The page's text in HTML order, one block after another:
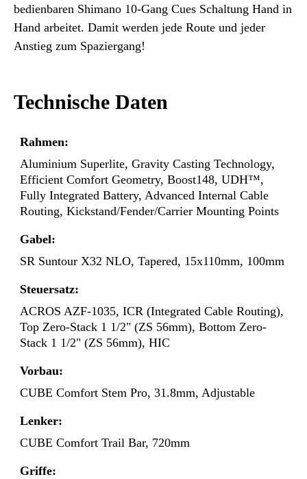
bedienbaren Shimano 10-Gang Cues Schaltung Hand in
Hand arbeitet. Damit werden jede Route und jeder
Anstieg zum Spaziergang!
Technische Daten
Rahmen:
Aluminium Superlite, Gravity Casting Technology,
Efficient Comfort Geometry, Boost148, UDH™,
Fully Integrated Battery, Advanced Internal Cable
Routing, Kickstand/Fender/Carrier Mounting Points
Gabel:
SR Suntour X32 NLO, Tapered, 15x110mm, 100mm
Steuersatz:
ACROS AZF-1035, ICR (Integrated Cable Routing),
Top Zero-Stack 1 1/2" (ZS 56mm), Bottom Zero-
Stack 1 1/2" (ZS 56mm), HIC
Vorbau:
CUBE Comfort Stem Pro, 31.8mm, Adjustable
Lenker:
CUBE Comfort Trail Bar, 720mm
Griffe: